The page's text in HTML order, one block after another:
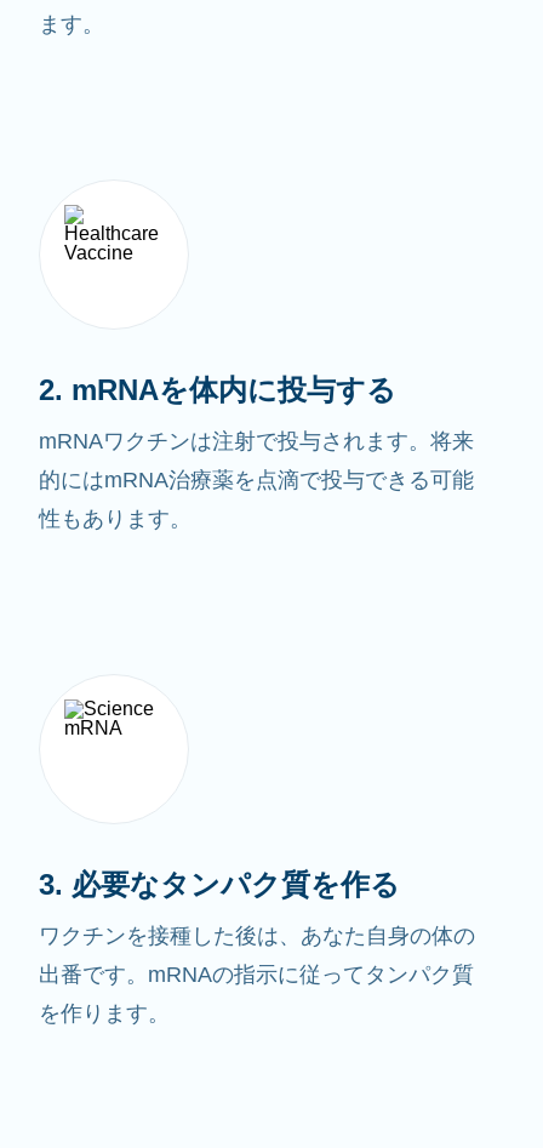
ます。
2. mRNAを体内に投与する
mRNAワクチンは注射で投与されます。将来
的にはmRNA治療薬を点滴で投与できる可能
性もあります。
3. 必要なタンパク質を作る
ワクチンを接種した後は、あなた自身の体の
出番です。mRNAの指示に従ってタンパク質
を作ります。